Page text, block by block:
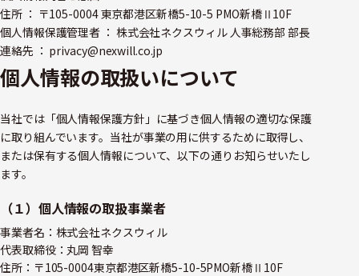
住所 ： 〒105-0004 東京都港区新橋5-10-5 PMO新橋Ⅱ10F
個人情報保護管理者 ： 株式会社ネクスウィル 人事総務部 部長
連絡先 ： privacy@nexwill.co.jp
個人情報の取扱いについて
当社では「個人情報保護方針」に基づき個人情報の適切な保護
に取り組んでいます。当社が事業の用に供するために取得し、
または保有する個人情報について、以下の通りお知らせいたし
ます。
（１）個人情報の取扱事業者
事業者名：株式会社ネクスウィル
代表取締役：丸岡 智幸
住所：〒105-0004東京都港区新橋5-10-5PMO新橋Ⅱ10F